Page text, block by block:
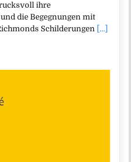
ihre
die Begegnungen mit
Schilderungen [...]